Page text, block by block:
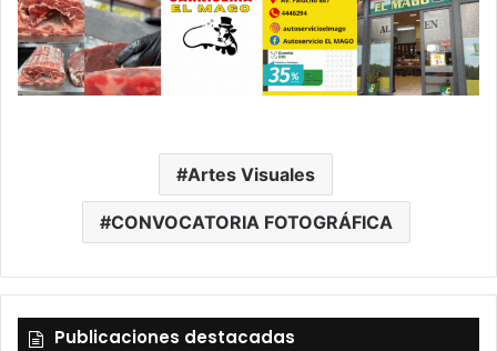
Artes Visuales
CONVOCATORIA FOTOGRÁFICA
Publicaciones destacadas